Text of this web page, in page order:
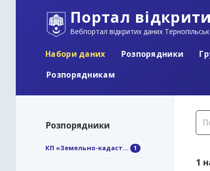
Портал
Вебпортал відкритих даних
Набори даних Розпорядники
Розпорядникам
Розпорядники
КП «Земельно-кадаст... 1
1